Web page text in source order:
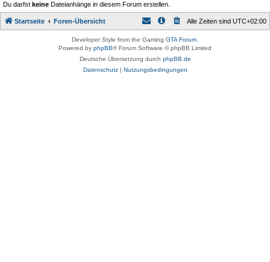
Du darfst keine Dateianhänge in diesem Forum erstellen.
Startseite Foren-Übersicht Alle Zeiten sind UTC+02:00
Developer Style from the Gaming GTA Forum
Powered by phpBB® Forum Software © phpBB Limited
Deutsche Übersetzung durch phpBB.de
Datenschutz| Nutzungsbedingungen